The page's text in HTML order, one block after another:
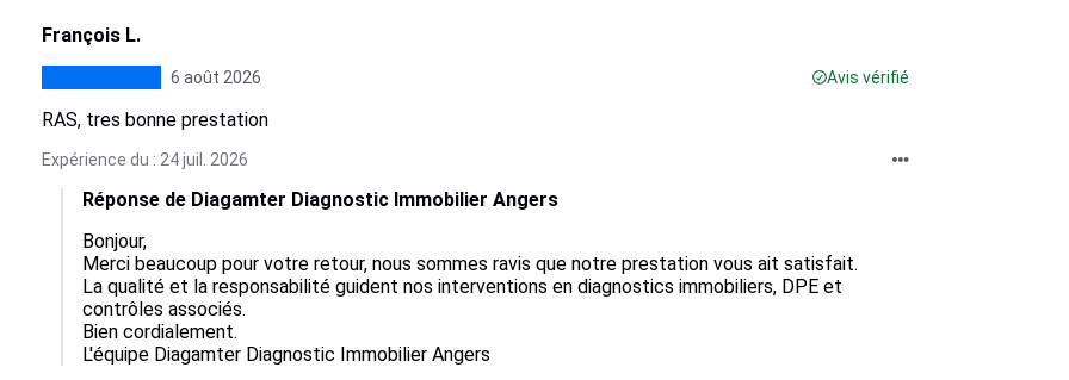
François L.
6 août 2026 Avis vérifié
RAS, tres bonne prestation
Expérience du : 24 juil. 2026
Réponse de Diagamter Diagnostic Immobilier Angers
Bonjour,
Merci beaucoup pour votre retour, nous sommes ravis que notre prestation vous ait satisfait.
La qualité et la responsabilité guident nos interventions en diagnostics immobiliers, DPE et
contrôles associés.
Bien cordialement.
L'équipe Diagamter Diagnostic Immobilier Angers